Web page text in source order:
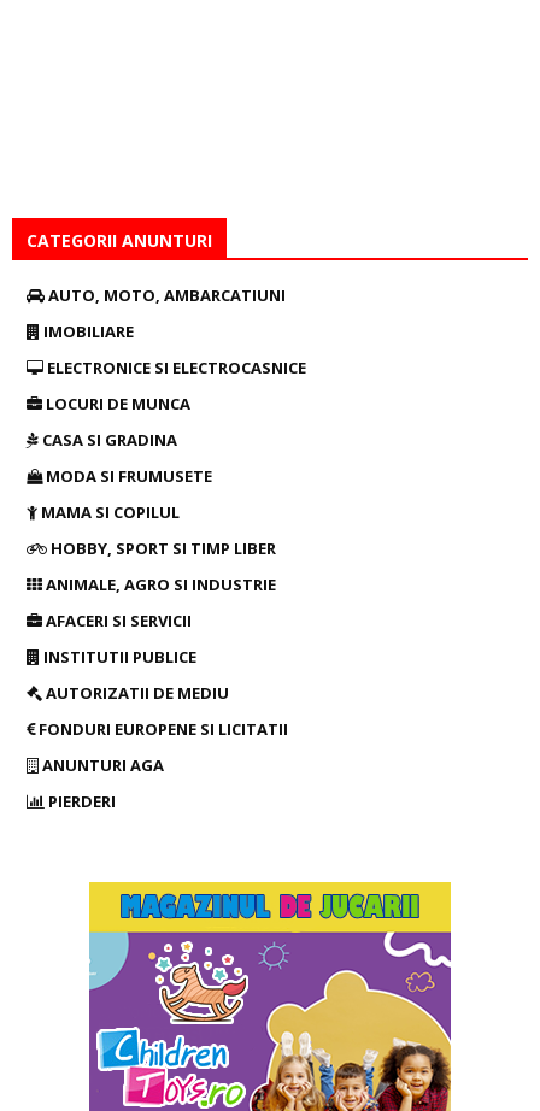
CATEGORII ANUNTURI
AUTO, MOTO, AMBARCATIUNI
IMOBILIARE
ELECTRONICE SI ELECTROCASNICE
LOCURI DE MUNCA
CASA SI GRADINA
MODA SI FRUMUSETE
MAMA SI COPILUL
HOBBY, SPORT SI TIMP LIBER
ANIMALE, AGRO SI INDUSTRIE
AFACERI SI SERVICII
INSTITUTII PUBLICE
AUTORIZATII DE MEDIU
FONDURI EUROPENE SI LICITATII
ANUNTURI AGA
PIERDERI